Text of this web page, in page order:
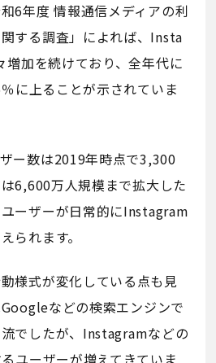
6年度 情報通信メディアの利
する調査」によれば、Insta
加を続けており、全年代に
に上ることが示されていま
ー数は2019年時点で3,300
6,600万人規模まで拡大した
ーザーが日常的にInstagram
られます。
様式が変化している点も見
などの検索エンジンで
でしたが、Instagramなどの
ユーザーが増えてきていま